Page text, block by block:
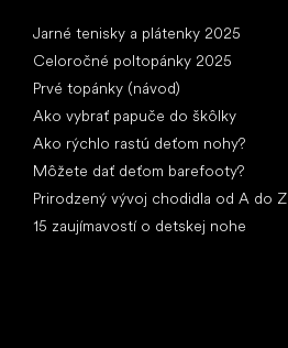
Jarné tenisky a plátenky 2025
Celoročné poltopánky 2025
Prvé topánky (návod)
Ako vybrať papuče do škôlky
Ako rýchlo rastú deťom nohy?
Môžete dať deťom barefooty?
Prirodzený vývoj chodidla od A do Z
15 zaujímavostí o detskej nohe